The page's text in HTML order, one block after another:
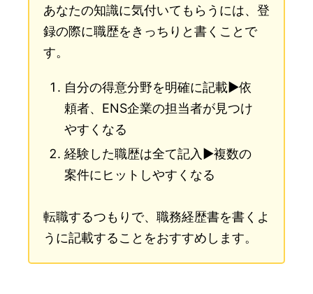
あなたの知識に気付いてもらうには、登
録の際に職歴をきっちりと書くことで
す。
自分の得意分野を明確に記載▶︎依
頼者、ENS企業の担当者が見つけ
やすくなる
経験した職歴は全て記入▶︎複数の
案件にヒットしやすくなる
転職するつもりで、職務経歴書を書くよ
うに記載することをおすすめします。